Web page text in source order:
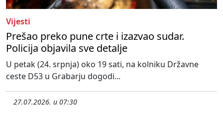
Vijesti
Prešao preko pune crte i izazvao sudar.
Policija objavila sve detalje
U petak (24. srpnja) oko 19 sati, na kolniku Državne
ceste D53 u Grabarju dogodi...
27.07.2026. u 07:30